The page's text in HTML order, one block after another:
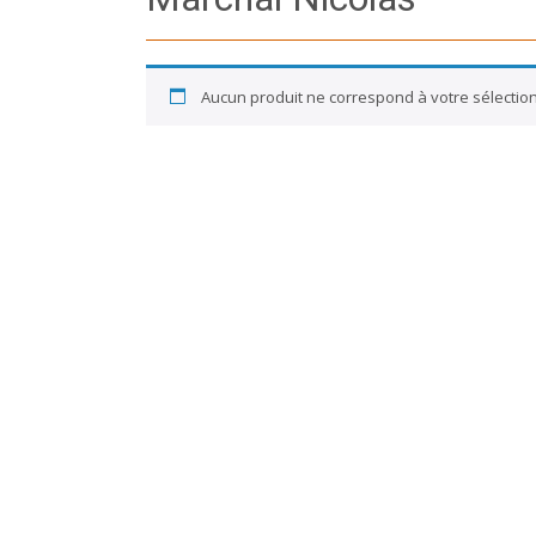
Aucun produit ne correspond à votre